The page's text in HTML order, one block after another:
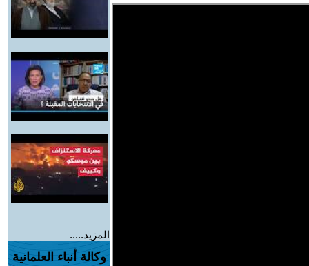
المزيد.....
وكالة أنباء العلمانية